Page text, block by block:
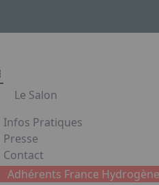
Le Salon
Le Salon
Les secteurs du Salon Habitat
Le Salon de l'Habitat en images
Infos Pratiques
Presse
Contact
Appuyez sur Entrée pour
Adhérents France Hydrogène